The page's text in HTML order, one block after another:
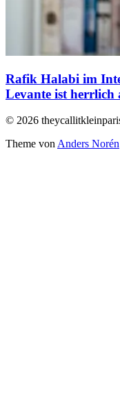
Rafik Halabi im
Levante ist herrlich
© 2026
Theme vonAnders Norén